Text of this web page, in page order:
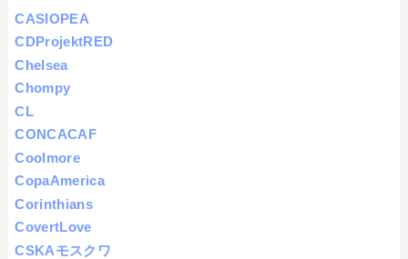
CASIOPEA
CDProjektRED
Chelsea
Chompy
CL
CONCACAF
Coolmore
CopaAmerica
Corinthians
CovertLove
CSKAモスクワ